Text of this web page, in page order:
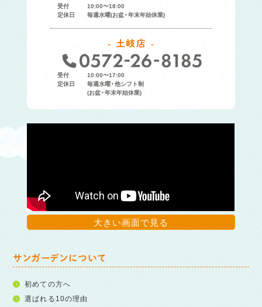
受付
10:00〜18:00
定休日
毎週水曜(お盆・年末年始休業)
土岐店
受付
10:00〜17:00
定休日
毎週水曜・他シフト制
(お盆・年末年始休業)
大きい画面で見る
サンガーデンについて
初めての方へ
選ばれる10の理由